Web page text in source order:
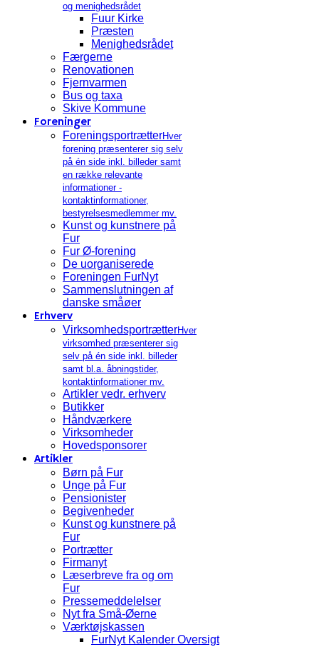
og menighedsrådet
Fuur Kirke
Præsten
Menighedsrådet
Færgerne
Renovationen
Fjernvarmen
Bus og taxa
Skive Kommune
Foreninger
ForeningsportrætterHver
forening præsenterer sig selv
på én side inkl. billeder samt
en række relevante
informationer -
kontaktinformationer,
bestyrelsesmedlemmer mv.
Kunst og kunstnere på
Fur
Fur Ø-forening
De uorganiserede
Foreningen FurNyt
Sammenslutningen af
danske småøer
Erhverv
VirksomhedsportrætterHver
virksomhed præsenterer sig
selv på én side inkl. billeder
samt bl.a. åbningstider,
kontaktinformationer mv.
Artikler vedr. erhverv
Butikker
Håndværkere
Virksomheder
Hovedsponsorer
Artikler
Børn på Fur
Unge på Fur
Pensionister
Begivenheder
Kunst og kunstnere på
Fur
Portrætter
Firmanyt
Læserbreve fra og om
Fur
Pressemeddelelser
Nyt fra Små-Øerne
Værktøjskassen
FurNyt Kalender Oversigt